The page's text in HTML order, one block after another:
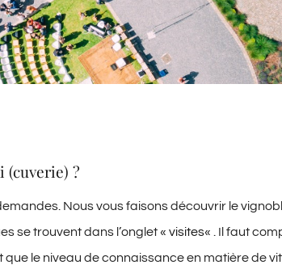
(cuverie) ?
Nous vous faisons découvrir le
se trouvent dans l’onglet « visites« . Il faut
le niveau de connaissance en matière de